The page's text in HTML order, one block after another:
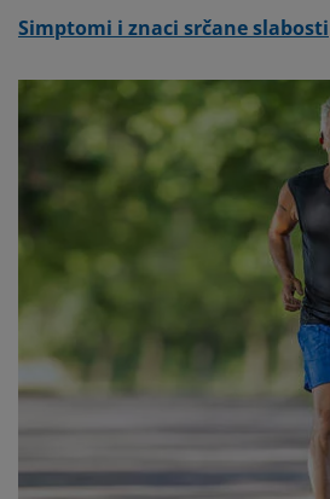
Simptomi i znaci srčane slabosti